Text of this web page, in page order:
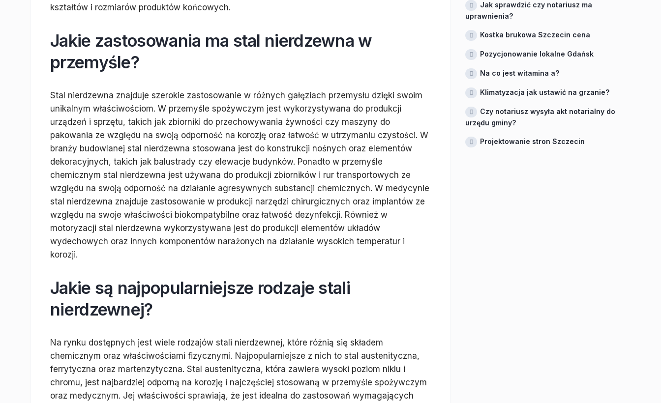
kształtów i rozmiarów produktów końcowych.
Jakie zastosowania ma stal nierdzewna w
przemyśle?
Stal nierdzewna znajduje szerokie zastosowanie w różnych gałęziach przemysłu dzięki swoim
unikalnym właściwościom. W przemyśle spożywczym jest wykorzystywana do produkcji
urządzeń i sprzętu, takich jak zbiorniki do przechowywania żywności czy maszyny do
pakowania ze względu na swoją odporność na korozję oraz łatwość w utrzymaniu czystości. W
branży budowlanej stal nierdzewna stosowana jest do konstrukcji nośnych oraz elementów
dekoracyjnych, takich jak balustrady czy elewacje budynków. Ponadto w przemyśle
chemicznym stal nierdzewna jest używana do produkcji zbiorników i rur transportowych ze
względu na swoją odporność na działanie agresywnych substancji chemicznych. W medycynie
stal nierdzewna znajduje zastosowanie w produkcji narzędzi chirurgicznych oraz implantów ze
względu na swoje właściwości biokompatybilne oraz łatwość dezynfekcji. Również w
motoryzacji stal nierdzewna wykorzystywana jest do produkcji elementów układów
wydechowych oraz innych komponentów narażonych na działanie wysokich temperatur i
korozji.
Jakie są najpopularniejsze rodzaje stali
nierdzewnej?
Na rynku dostępnych jest wiele rodzajów stali nierdzewnej, które różnią się składem
chemicznym oraz właściwościami fizycznymi. Najpopularniejsze z nich to stal austenityczna,
ferrytyczna oraz martenzytyczna. Stal austenityczna, która zawiera wysoki poziom niklu i
chromu, jest najbardziej odporną na korozję i najczęściej stosowaną w przemyśle spożywczym
oraz medycznym. Jej właściwości sprawiają, że jest idealna do zastosowań wymagających
Jak sprawdzić czy notariusz ma
uprawnienia?
Kostka brukowa Szczecin cena
Pozycjonowanie lokalne Gdańsk
Na co jest witamina a?
Klimatyzacja jak ustawić na grzanie?
Czy notariusz wysyła akt notarialny do
urzędu gminy?
Projektowanie stron Szczecin